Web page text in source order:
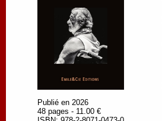
Publié en 2026
48 pages - 11.00 €